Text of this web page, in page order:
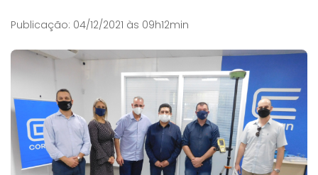
Publicação: 04/12/2021 às 09h12min